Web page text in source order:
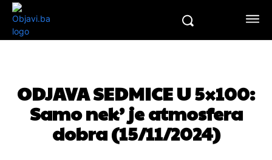
ODJAVA SEDMICE U 5×100:
Samo nek’ je atmosfera
dobra (15/11/2024)